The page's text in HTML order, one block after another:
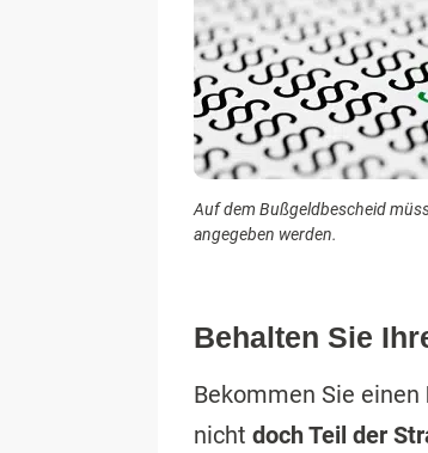
Auf dem Bußgeldbescheid
angegeben werden.
Behalten Sie
Bekommen Sie einen
nicht doch Teil der